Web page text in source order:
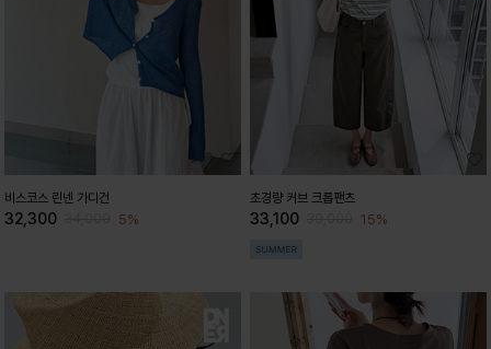
비스코스 린넨 가디건
32,300 5%
초경량 커브 크롭팬츠
33,100 15%